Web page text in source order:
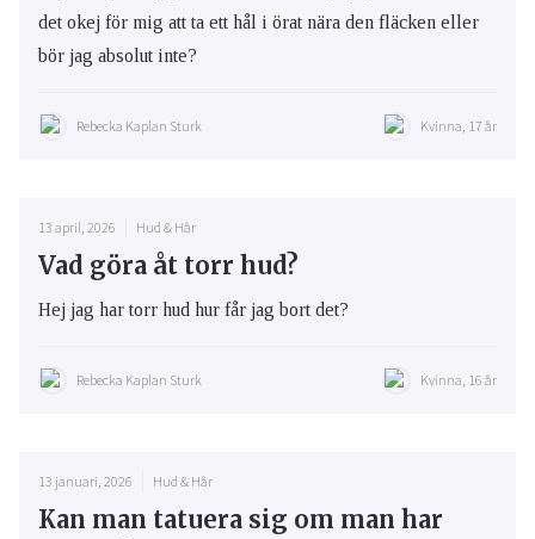
det okej för mig att ta ett hål i örat nära den fläcken eller
bör jag absolut inte?
Rebecka Kaplan Sturk Kvinna, 17 år
13 april, 2026 Hud & Hår
Vad göra åt torr hud?
Hej jag har torr hud hur får jag bort det?
Rebecka Kaplan Sturk Kvinna, 16 år
13 januari, 2026 Hud & Hår
Kan man tatuera sig om man har